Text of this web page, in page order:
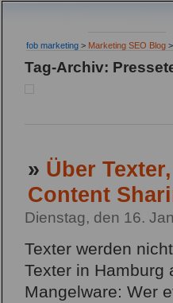
fob marketing > Marketing SEO Blog >
Tag-Archiv:
» Über
Content
Dienstag, den 16.
Texter werden
Texter in Hamburg
Mangelware: Wer